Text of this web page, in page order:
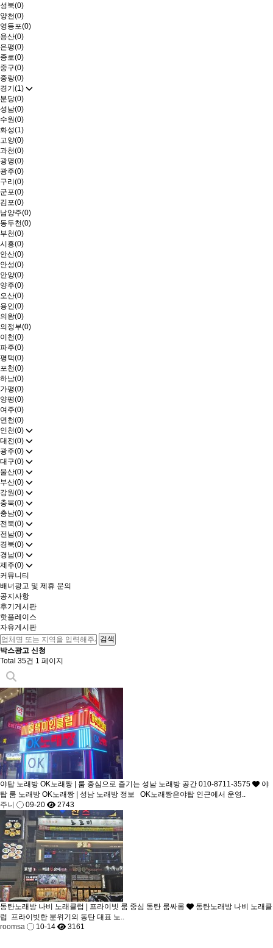
성북(0)
양천(0)
영등포(0)
용산(0)
은평(0)
종로(0)
중구(0)
중랑(0)
경기(1)
분당(0)
성남(0)
수원(0)
화성(1)
고양(0)
과천(0)
광명(0)
광주(0)
구리(0)
군포(0)
김포(0)
남양주(0)
동두천(0)
부천(0)
시흥(0)
안산(0)
안성(0)
안양(0)
양주(0)
오산(0)
용인(0)
의왕(0)
의정부(0)
이천(0)
파주(0)
평택(0)
포천(0)
하남(0)
가평(0)
양평(0)
여주(0)
연천(0)
인천(0)
대전(0)
광주(0)
대구(0)
울산(0)
부산(0)
강원(0)
충북(0)
충남(0)
전북(0)
전남(0)
경북(0)
경남(0)
제주(0)
커뮤니티
배너광고 및 제휴 문의
공지사항
후기게시판
핫플레이스
자유게시판
박스광고 신청
Total 35건 1 페이지
야탑 노래방 OK노래짱 | 룸 중심으로 즐기는 성남 노래방 공간 010-8711-3575
야
탑 룸 노래방 OK노래짱 | 성남 노래방 정보 OK노래짱은야탑 인근에서 운영..
주니
09-20 2743
동탄노래방 나비 노래클럽 | 프라이빗 룸 중심 동탄 룸싸롱
동탄노래방 나비 노래클
럽 프라이빗한 분위기의 동탄 대표 노..
roomsa
10-14 3161